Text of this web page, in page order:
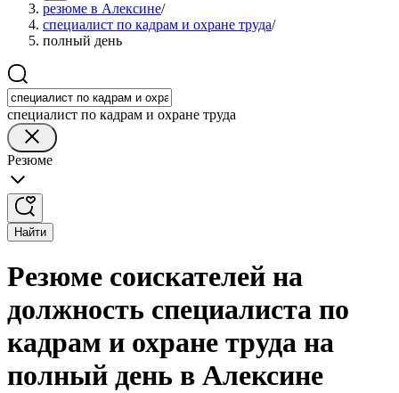
резюме в Алексине/
специалист по кадрам и охране труда/
полный день
специалист по кадрам и охране труда
Резюме
Найти
Резюме соискателей на
должность специалиста по
кадрам и охране труда на
полный день в Алексине